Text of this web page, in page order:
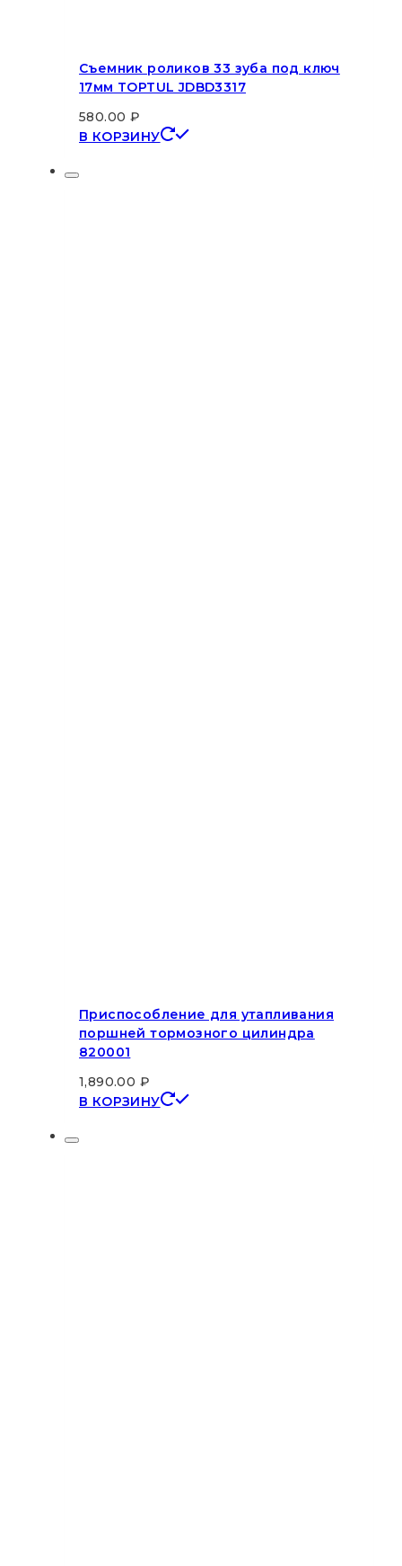
Съемник роликов 33 зуба под ключ
17мм TOPTUL JDBD3317
580.00 ₽
В КОРЗИНУ
Приспособление для утапливания
поршней тормозного цилиндра
820001
1,890.00 ₽
В КОРЗИНУ